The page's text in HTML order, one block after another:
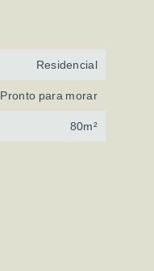
Residencial
Pronto para morar
80m²